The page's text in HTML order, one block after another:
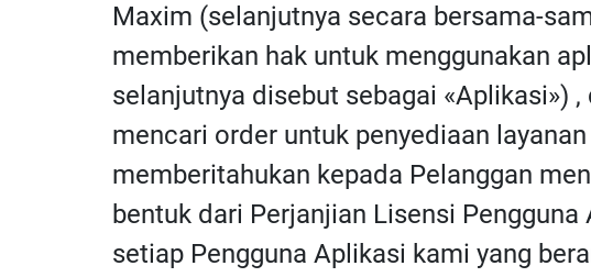
Maxim (selanjutnya secara bersama-
memberikan hak untuk menggunakan
selanjutnya disebut sebagai «Aplikasi»)
mencari order untuk penyediaan
memberitahukan kepada Pelanggan
bentuk dari Perjanjian Lisensi
setiap Pengguna Aplikasi kami yang